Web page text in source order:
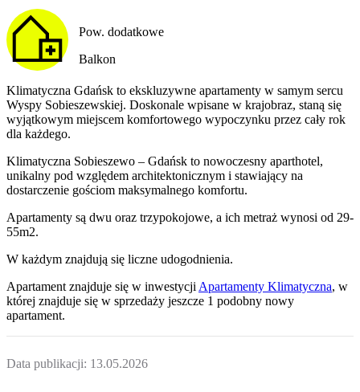
Pow. dodatkowe
Balkon
Klimatyczna Gdańsk to ekskluzywne apartamenty w samym sercu
Wyspy Sobieszewskiej. Doskonale wpisane w krajobraz, staną się
wyjątkowym miejscem komfortowego wypoczynku przez cały rok
dla każdego.
Klimatyczna Sobieszewo – Gdańsk to nowoczesny aparthotel,
unikalny pod względem architektonicznym i stawiający na
dostarczenie gościom maksymalnego komfortu.
Apartamenty są dwu oraz trzypokojowe, a ich metraż wynosi od 29-
55m2.
W każdym znajdują się liczne udogodnienia.
Apartament znajduje się w inwestycji Apartamenty Klimatyczna, w
której znajduje się w sprzedaży jeszcze 1 podobny nowy
apartament.
Data publikacji: 13.05.2026